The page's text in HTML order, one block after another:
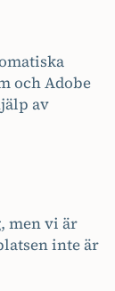
och Adobe
av
men vi är
inte är